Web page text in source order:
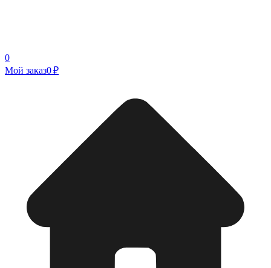
0
Мой заказ0 ₽